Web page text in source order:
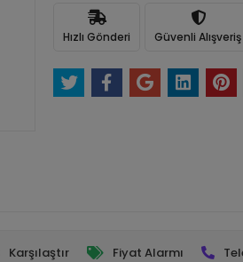
Hızlı Gönderi Güvenli Alışveriş
Karşılaştır Fiyat Alarmı